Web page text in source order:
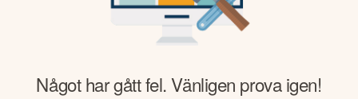
Något har gått fel. Vänligen prova igen!